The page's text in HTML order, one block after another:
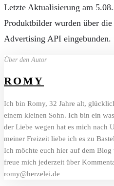
Letzte Aktualisierung am
Produktbilder wurden über
Advertising API eingebunden.
Über den Autor
ROMY
Ich bin Romy, 32 Jahre alt,
einem kleinen Sohn. Ich bin ein
der Liebe wegen hat es mich nach
meiner Freizeit liebe ich es zu
Ich möchte euch hier auf dem
freue mich jederzeit über
romy@herzelei.de